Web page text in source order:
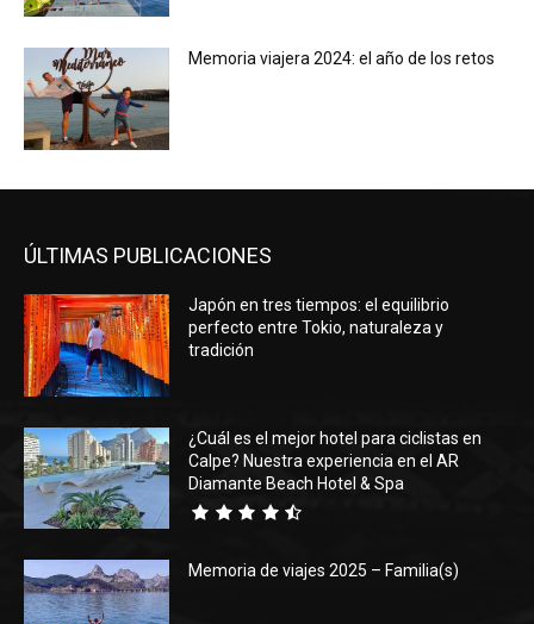
Memoria viajera 2024: el año de los retos
ÚLTIMAS PUBLICACIONES
Japón en tres tiempos: el equilibrio
perfecto entre Tokio, naturaleza y
tradición
¿Cuál es el mejor hotel para ciclistas en
Calpe? Nuestra experiencia en el AR
Diamante Beach Hotel & Spa
Memoria de viajes 2025 – Familia(s)